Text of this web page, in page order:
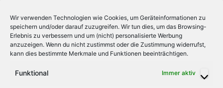
Wir verwenden Technologien wie Cookies, um Geräteinformationen zu
speichern und/oder darauf zuzugreifen. Wir tun dies, um das Browsing-
Erlebnis zu verbessern und um (nicht) personalisierte Werbung
anzuzeigen. Wenn du nicht zustimmst oder die Zustimmung widerrufst,
kann dies bestimmte Merkmale und Funktionen beeinträchtigen.
Funktional Immer aktiv
Mehr Info`s»Sagenhaftes Greiz – Eine
Stadtführung für Kinder